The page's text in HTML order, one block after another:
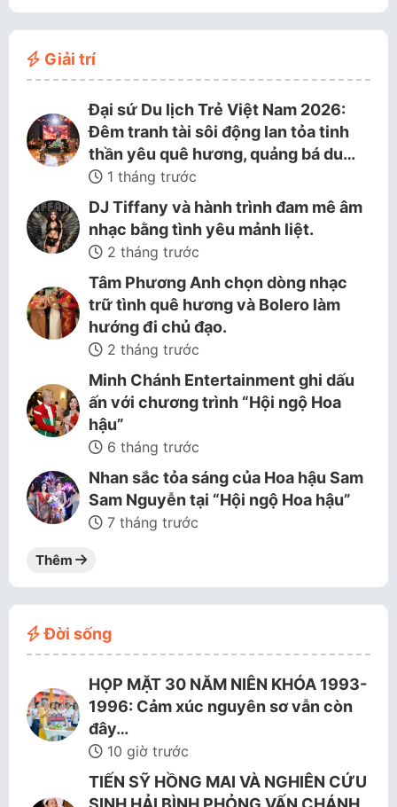
Giải trí
Đại sứ Du lịch Trẻ Việt Nam 2026:
Đêm tranh tài sôi động lan tỏa tinh
thần yêu quê hương, quảng bá du…
1 tháng trước
DJ Tiffany và hành trình đam mê âm
nhạc bằng tình yêu mảnh liệt.
2 tháng trước
Tâm Phương Anh chọn dòng nhạc
trữ tình quê hương và Bolero làm
hướng đi chủ đạo.
2 tháng trước
Minh Chánh Entertainment ghi dấu
ấn với chương trình “Hội ngộ Hoa
hậu”
6 tháng trước
Nhan sắc tỏa sáng của Hoa hậu Sam
Sam Nguyễn tại “Hội ngộ Hoa hậu”
7 tháng trước
Thêm
Đời sống
HỌP MẶT 30 NĂM NIÊN KHÓA 1993-
1996: Cảm xúc nguyên sơ vẫn còn
đây…
10 giờ trước
TIẾN SỸ HỒNG MAI VÀ NGHIÊN CỨU